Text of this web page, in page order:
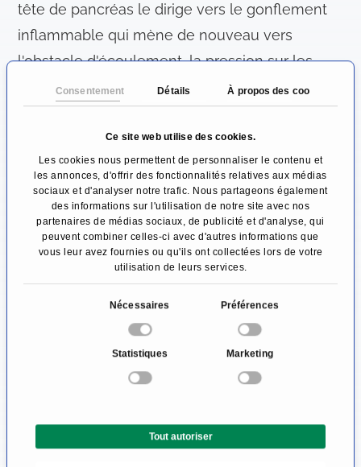
Consentement Détails À propos des cookies
Ce site web utilise des cookies.
Les cookies nous permettent de personnaliser le contenu et
les annonces, d'offrir des fonctionnalités relatives aux médias
sociaux et d'analyser notre trafic. Nous partageons également
des informations sur l'utilisation de notre site avec nos
partenaires de médias sociaux, de publicité et d'analyse, qui
peuvent combiner celles-ci avec d'autres informations que
vous leur avez fournies ou qu'ils ont collectées lors de votre
utilisation de leurs services.
Nécessaires Préférences
Statistiques Marketing
Tout autoriser
tête de pancréas le dirige vers le gonflement
inflammable qui mène de nouveau vers
l'obstacle d'écoulement, la pression sur les
alentours et de très fortes douleurs.
pancréatite chronique) doivent être éliminés
uniquement en cas de plaintes et d'une
certaine taille.
Les modifications malignes dans l'esprit du
voie opératoire, si possible, dans la première
pancréas. Donc, c'est possible seulement dans
et le tissu résiduel suffisamment sain peut être
reçu.